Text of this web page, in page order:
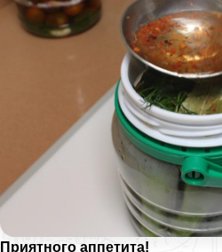
Приятного аппетита!